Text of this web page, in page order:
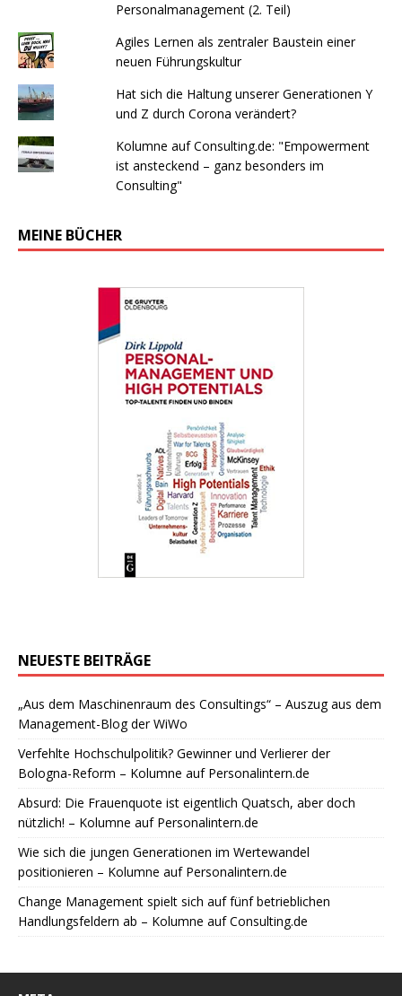
Personalmanagement (2. Teil)
Agiles Lernen als zentraler Baustein einer
neuen Führungskultur
Hat sich die Haltung unserer Generationen Y
und Z durch Corona verändert?
Kolumne auf Consulting.de: "Empowerment
ist ansteckend – ganz besonders im
Consulting"
MEINE BÜCHER
NEUESTE BEITRÄGE
„Aus dem Maschinenraum des Consultings“ – Auszug aus dem
Management-Blog der WiWo
Verfehlte Hochschulpolitik? Gewinner und Verlierer der
Bologna-Reform – Kolumne auf Personalintern.de
Absurd: Die Frauenquote ist eigentlich Quatsch, aber doch
nützlich! – Kolumne auf Personalintern.de
Wie sich die jungen Generationen im Wertewandel
positionieren – Kolumne auf Personalintern.de
Change Management spielt sich auf fünf betrieblichen
Handlungsfeldern ab – Kolumne auf Consulting.de